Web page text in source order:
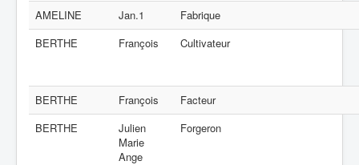
AMELINE
Jan.1
Fabrique
BERTHE
François Cultivateur
BERTHE François
Facteur
BERTHE
Julien
Marie
Ange
Forgeron